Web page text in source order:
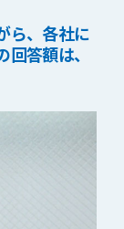
ら、各社に
答額は、